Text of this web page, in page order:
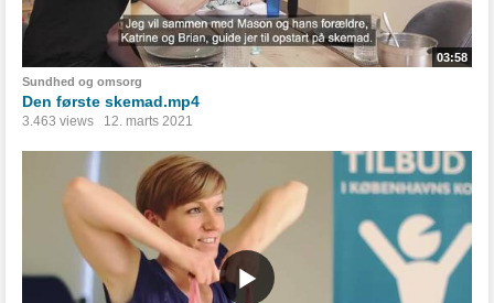
03:58
Sundhed og omsorg
Den første skemad.mp4
3.463 views 12. marts 2021